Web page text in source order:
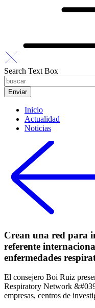
Search Text Box
Inicio
Actualidad
Noticias
Crean una red para
referente
enfermedades
El consejero Boi Ruiz
Respiratory Network
empresas, centros de